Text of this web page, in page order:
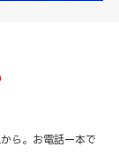
ら。お電話一本で